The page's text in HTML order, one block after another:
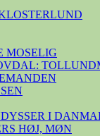
MOSELIG
I
HØJ, MØN